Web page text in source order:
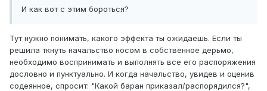
И как вот с этим бороться?
Тут нужно понимать, какого эффекта ты ожидаешь. Если ты
решила ткнуть начальство носом в собственное дерьмо,
необходимо воспринимать и выполнять все его распоряжения
дословно и пунктуально. И когда начальство, увидев и оценив
содеянное, спросит: "Какой баран приказал/распорядился?",